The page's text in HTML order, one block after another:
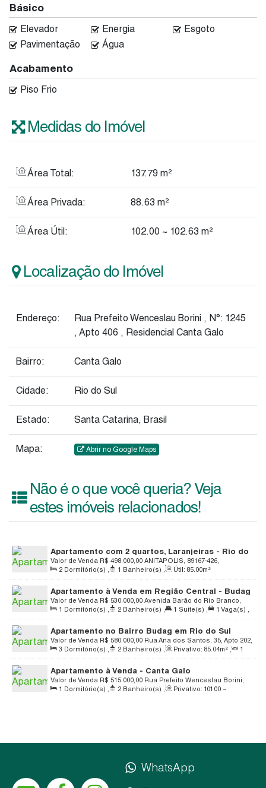
Básico
Elevador Energia
Esgoto
Pavimentação
Água
Acabamento
Piso Frio
Medidas do Imóvel
Área Total: 137.79 m²
Área Privada: 88.63 m²
Área Útil: 102.00 ~ 102.63 m²
Localização do Imóvel
Endereço: Rua Prefeito Wenceslau Borini , N°: 1245
, Apto 406 , Residencial Canta Galo
Bairro: Canta Galo
Cidade: Rio do Sul
Estado: Santa Catarina, Brasil
Mapa: Abrir no Google Maps
Não é o que você queria? Veja
estes imóveis relacionados!
Apartamento com 2 quartos, Laranjeiras - Rio do
Sul
R$ 498.000,00
Valor de Venda
ANITAPOLIS, 89167-426,
Laranjeiras, Rio do Sul, Santa Catarina, Brasil
2 Dormitório(s) 1 Banheiro(s) Útil: 85 .00m²
Apartamento à Venda em Região Central - Budag
R$ 530.000,00
Valor de Venda
Avenida Barão do Rio Branco,
89165-472, Budag, Rio do Sul, Santa Catarina, Brasil
1 Dormitório(s) 2 Banheiro(s) 1 Suíte(s) 1 Vaga(s)
Útil: 108.00m²
Apartamento no Bairro Budag em Rio do Sul
R$ 580.000,00
Valor de Venda
Rua Ana dos Santos, 35, Apto 202,
89165-255, Barragem, Rio do Sul, Santa Catarina, Brasil
3 Dormitório(s) 2 Banheiro(s) Privativo: 85 .04m²
1
Sala(s) , 1 Suíte(s) , Total: 105.00m² , 1 Vaga(s) ,
Útil:
85.04m²
Apartamento à Venda - Canta Galo
R$ 515.000,00
Valor de Venda
Rua Prefeito Wenceslau Borini,
2078, 89163-062, Canta Galo, Rio do Sul, Santa Catarina, Brasil
1 Dormitório(s) 2 Banheiro(s) Privativo: 101 .00 ~
WhatsApp